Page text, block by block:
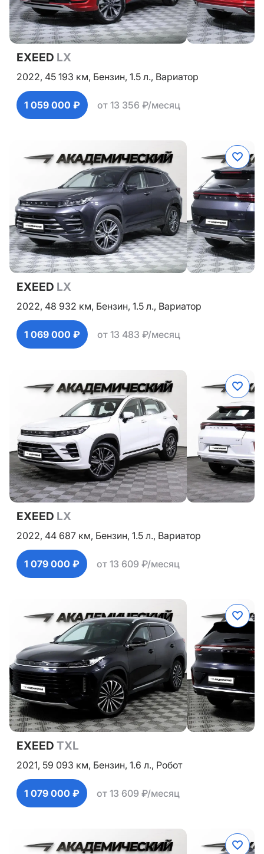
EXEED LX
2022, 45 193 км, Бензин, 1.5 л., Вариатор
1 059 000 ₽ от 13 356 ₽/месяц
EXEED LX
2022, 48 932 км, Бензин, 1.5 л., Вариатор
1 069 000 ₽ от 13 483 ₽/месяц
EXEED LX
2022, 44 687 км, Бензин, 1.5 л., Вариатор
1 079 000 ₽ от 13 609 ₽/месяц
EXEED TXL
2021, 59 093 км, Бензин, 1.6 л., Робот
1 079 000 ₽ от 13 609 ₽/месяц